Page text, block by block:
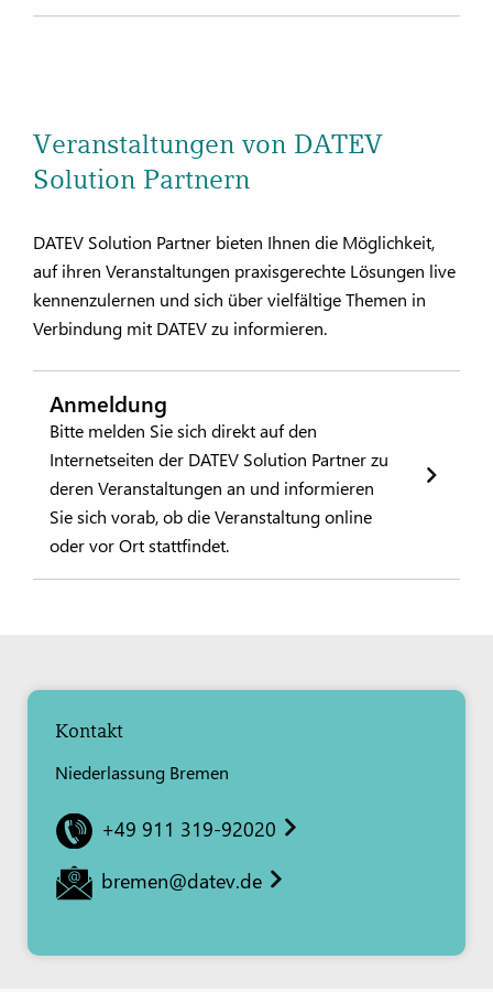
Veranstaltungen von DATEV
Solution Partnern
DATEV Solution Partner bieten Ihnen die Möglichkeit,
auf ihren Veranstaltungen praxisgerechte Lösungen live
kennenzulernen und sich über vielfältige Themen in
Verbindung mit DATEV zu informieren.
Anmeldung
Bitte melden Sie sich direkt auf den
Internetseiten der DATEV Solution Partner zu
deren Veranstaltungen an und informieren
Sie sich vorab, ob die Veranstaltung online
oder vor Ort stattfindet.
Kontakt
Niederlassung Bremen
+49 911 319-92020
bremen@datev.de